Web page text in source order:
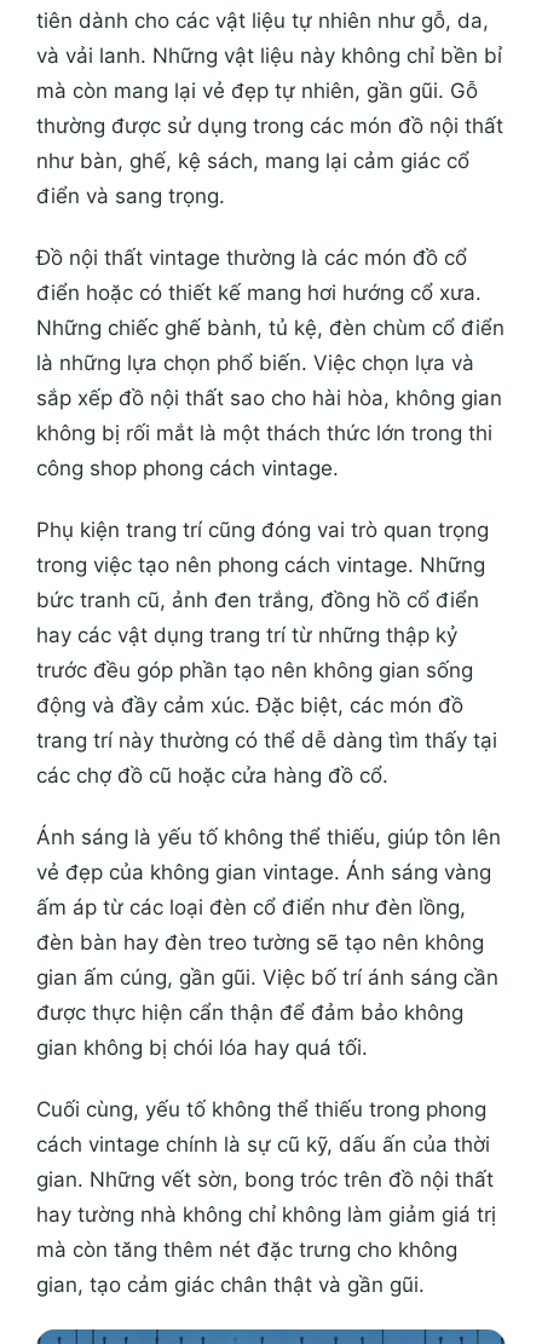
tiên dành cho các vật liệu tự nhiên như gỗ, da,
và vải lanh. Những vật liệu này không chỉ bền bỉ
mà còn mang lại vẻ đẹp tự nhiên, gần gũi. Gỗ
thường được sử dụng trong các món đồ nội thất
như bàn, ghế, kệ sách, mang lại cảm giác cổ
điển và sang trọng.
Đồ nội thất vintage thường là các món đồ cổ
điển hoặc có thiết kế mang hơi hướng cổ xưa.
Những chiếc ghế bành, tủ kệ, đèn chùm cổ điển
là những lựa chọn phổ biến. Việc chọn lựa và
sắp xếp đồ nội thất sao cho hài hòa, không gian
không bị rối mắt là một thách thức lớn trong thi
công shop phong cách vintage.
Phụ kiện trang trí cũng đóng vai trò quan trọng
trong việc tạo nên phong cách vintage. Những
bức tranh cũ, ảnh đen trắng, đồng hồ cổ điển
hay các vật dụng trang trí từ những thập kỷ
trước đều góp phần tạo nên không gian sống
động và đầy cảm xúc. Đặc biệt, các món đồ
trang trí này thường có thể dễ dàng tìm thấy tại
các chợ đồ cũ hoặc cửa hàng đồ cổ.
Ánh sáng là yếu tố không thể thiếu, giúp tôn lên
vẻ đẹp của không gian vintage. Ánh sáng vàng
ấm áp từ các loại đèn cổ điển như đèn lồng,
đèn bàn hay đèn treo tường sẽ tạo nên không
gian ấm cúng, gần gũi. Việc bố trí ánh sáng cần
được thực hiện cẩn thận để đảm bảo không
gian không bị chói lóa hay quá tối.
Cuối cùng, yếu tố không thể thiếu trong phong
cách vintage chính là sự cũ kỹ, dấu ấn của thời
gian. Những vết sờn, bong tróc trên đồ nội thất
hay tường nhà không chỉ không làm giảm giá trị
mà còn tăng thêm nét đặc trưng cho không
gian, tạo cảm giác chân thật và gần gũi.